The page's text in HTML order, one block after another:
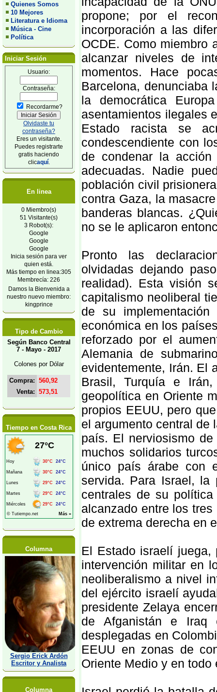
Quienes Somos
10 Mejores
Literatura e Idioma
Música - Cine
Política
Iniciar Sesión
Usuario:
Contraseña:
Recordarme?
Olvidaste tu
contraseña?
Eres un visitante.
Puedes registrarte
gratis haciendo
clicaquí.
En linea
0 Miembro(s)
51 Visitante(s)
3 Robot(s):
Google
Google
Google
Inicia sesión para ver
quien está.
Más tiempo en linea:305
Membrecía: 226
Damos la Bienvenida a
nuestro nuevo miembro:
kingprince
Tipo de Cambio
Según Banco Central
7 - Mayo - 2017
Colones por Dólar
Compra: 560,92
Venta: 573,51
Tiempo en Costa Rica
Columna
Sergio Erick Ardón
Escritor y Analista
Columna
propone; por el
incorporación a las
OCDE. Como miembro
alcanzar niveles de
momentos. Hace
Barcelona, denunciaba
la democrática
asentamientos ilegales
Estado racista se
condescendiente con
de condenar la
adecuadas. Nadie
población civil
contra Gaza, la
banderas blancas.
no se le aplicaron
Pronto las
olvidadas dejando
realidad). Esta visión
capitalismo neoliberal
de su
económica en los
reforzado por el
Alemania de
evidentemente, Irán. El
Brasil, Turquía e
geopolítica en Oriente
propios EEUU, pero
el argumento central de
país. El nerviosismo
muchos solidarios
único país árabe con
servida. Para Israel,
centrales de su
alcanzado entre los
de extrema derecha en
El Estado israelí
intervención militar en
neoliberalismo a nivel
del ejército israelí
presidente Zelaya
de Afganistán e Iraq
desplegadas en
EEUU en zonas de
Oriente Medio y en todo